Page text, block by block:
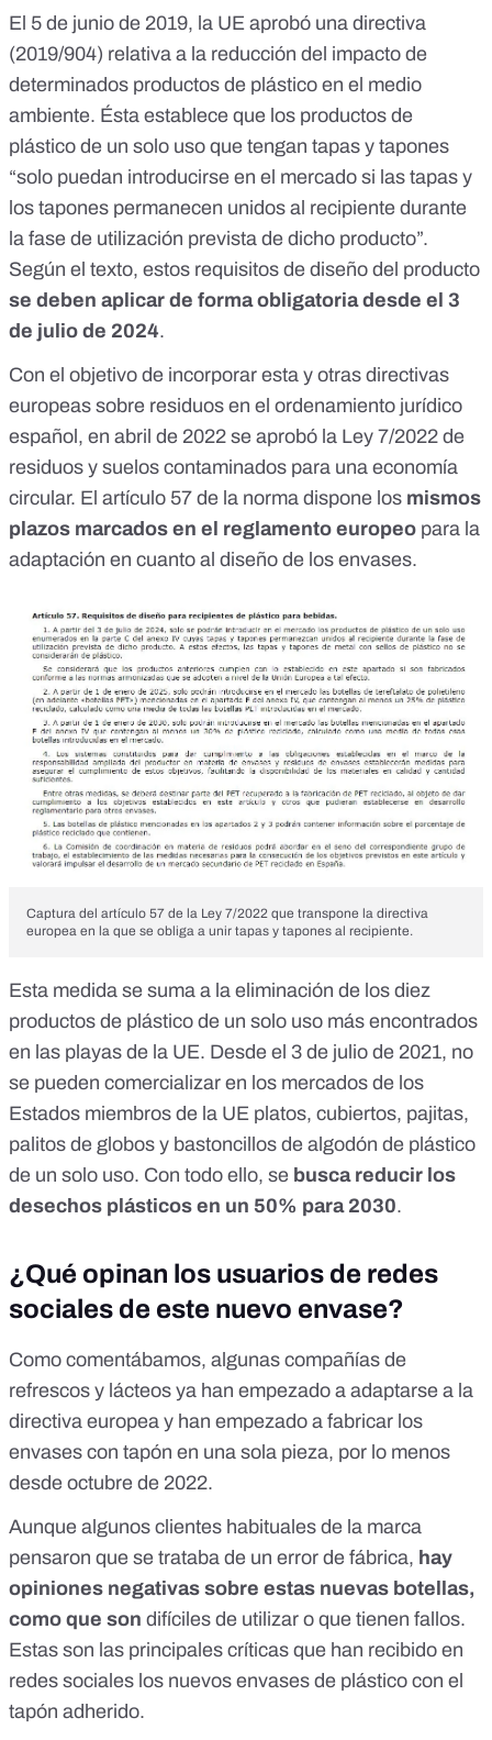
El 5 de junio de 2019, la UE aprobó una directiva
(2019/904) relativa a la reducción del impacto de
determinados productos de plástico en el medio
ambiente. Ésta establece que los productos de
plástico de un solo uso que tengan tapas y tapones
“solo puedan introducirse en el mercado si las tapas y
los tapones permanecen unidos al recipiente durante
la fase de utilización prevista de dicho producto”.
Según el texto, estos requisitos de diseño del producto
se deben aplicar de forma obligatoria desde el 3
de julio de 2024.
Con el objetivo de incorporar esta y otras directivas
europeas sobre residuos en el ordenamiento jurídico
español, en abril de 2022 se aprobó la Ley 7/2022 de
residuos y suelos contaminados para una economía
circular. El artículo 57 de la norma dispone los mismos
plazos marcados en el reglamento europeo para la
adaptación en cuanto al diseño de los envases.
Captura del artículo 57 de la Ley 7/2022 que transpone la directiva
europea en la que se obliga a unir tapas y tapones al recipiente.
Esta medida se suma a la eliminación de los diez
productos de plástico de un solo uso más encontrados
en las playas de la UE. Desde el 3 de julio de 2021, no
se pueden comercializar en los mercados de los
Estados miembros de la UE platos, cubiertos, pajitas,
palitos de globos y bastoncillos de algodón de plástico
de un solo uso. Con todo ello, se busca reducir los
desechos plásticos en un 50% para 2030.
¿Qué opinan los usuarios de redes
sociales de este nuevo envase?
Como comentábamos, algunas compañías de
refrescos y lácteos ya han empezado a adaptarse a la
directiva europea y han empezado a fabricar los
envases con tapón en una sola pieza, por lo menos
desde octubre de 2022.
Aunque algunos clientes habituales de la marca
pensaron que se trataba de un error de fábrica, hay
opiniones negativas sobre estas nuevas botellas,
como que son difíciles de utilizar o que tienen fallos.
Estas son las principales críticas que han recibido en
redes sociales los nuevos envases de plástico con el
tapón adherido.